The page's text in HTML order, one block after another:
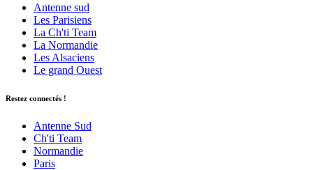
Antenne sud
Les Parisiens
La Ch'ti Team
La Normandie
Les Alsaciens
Le grand Ouest
Restez connectés !
Antenne Sud
Ch'ti Team
Normandie
Paris